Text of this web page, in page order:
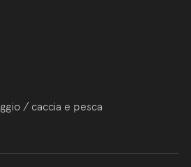
/ caccia e pesca